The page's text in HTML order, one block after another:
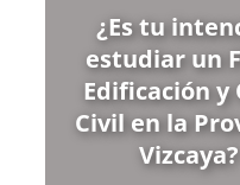
¿Es tu
estudiar un
Edificación y
Civil en la
Vizcaya?